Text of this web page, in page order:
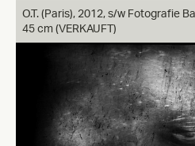
O.T. (Paris), 2012, s/w Fotografie
45 cm (VERKAUFT)